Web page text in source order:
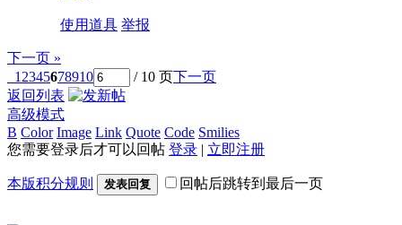
使用道具 举报
下一页 »
1 2345678910 / 10 页下一页
返回列表
高级模式
B Color Image Link Quote Code Smilies
您需要登录后才可以回帖 登录 | 立即注册
本版积分规则 发表回复 回帖后跳转到最后一页